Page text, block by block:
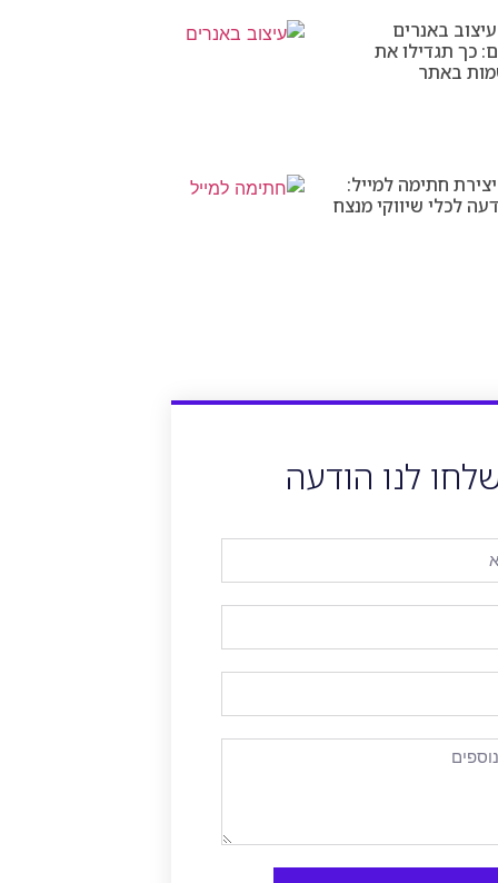
באנרים
כך תגדילו את
באתר
חתימה למייל:
לכלי שיווקי מנצח
לנו הודעה